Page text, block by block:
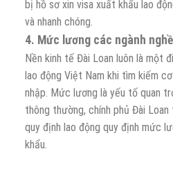
bị hồ sơ xin visa xuất khẩu lao
và nhanh chóng.
4. Mức lương các ngành
Nền kinh tế Đài Loan luôn là một
lao động Việt Nam khi tìm kiếm
nhập. Mức lương là yếu tố quan
thông thường, chính phủ Đài
quy định lao động quy định mức
khẩu.